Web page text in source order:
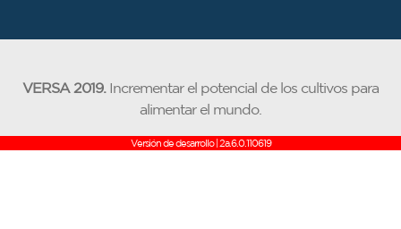
VERSA 2019.Incrementar el potencial de los cultivos para
alimentar el mundo.
Versión de desarrollo | 2a.6.0.110619